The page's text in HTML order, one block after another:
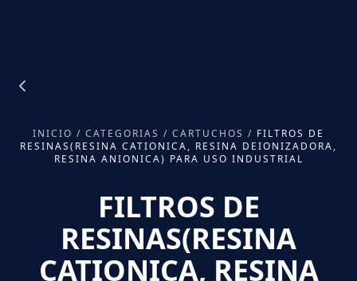
INICIO / CATEGORIAS / CARTUCHOS / FILTROS DE
RESINAS(RESINA CATIONICA, RESINA DEIONIZADORA,
RESINA ANIONICA) PARA USO INDUSTRIAL
FILTROS DE
RESINAS(RESINA
CATIONICA, RESINA